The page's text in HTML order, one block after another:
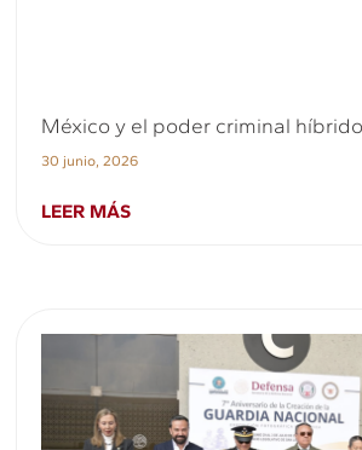
México y el poder criminal
30 junio, 2026
LEER MÁS